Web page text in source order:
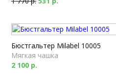
Бюстгальтер Milabel 10005
Мягкая чашка
2 100 р.